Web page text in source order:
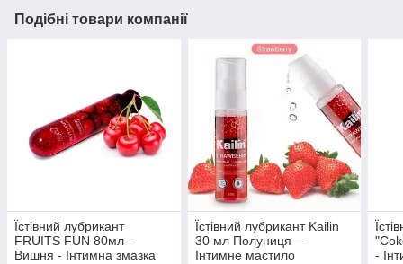
Подібні товари компанії
Їстівний лубрикант
FRUITS FUN 80мл -
Вишня - Інтимна змазка
Їстівний лубрикант Kailin
30 мл Полуниця —
Інтимне мастило
-